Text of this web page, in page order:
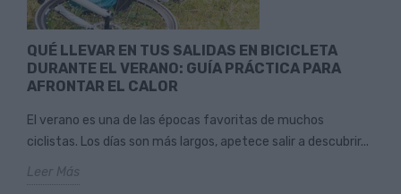
QUÉ LLEVAR EN TUS SALIDAS EN BICICLETA
DURANTE EL VERANO: GUÍA PRÁCTICA PARA
AFRONTAR EL CALOR
El verano es una de las épocas favoritas de muchos
ciclistas. Los días son más largos, apetece salir a descubrir...
Leer Más